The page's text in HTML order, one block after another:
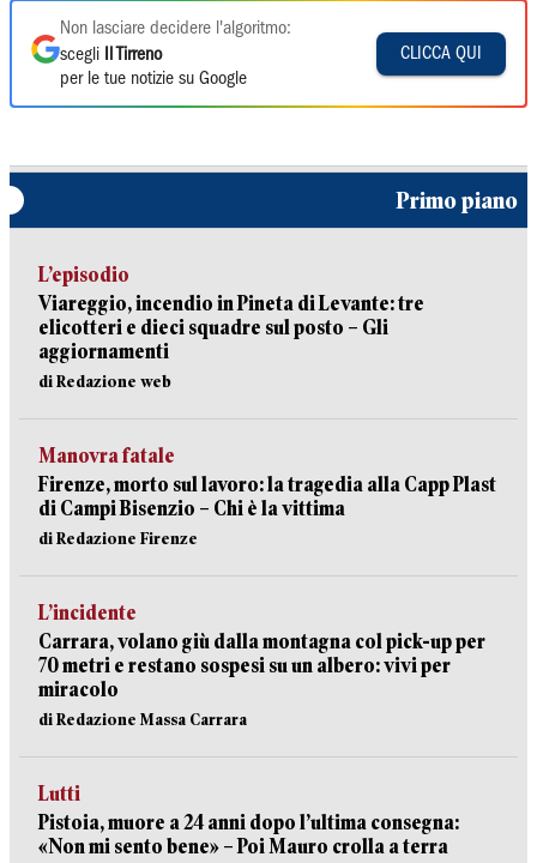
Non lasciare decidere l'algoritmo:
scegli
Il Tirreno
per le tue notizie su Google
CLICCA QUI
Primo piano
L’episodio
Viareggio, incendio in Pineta di Levante: tre
elicotteri e dieci squadre sul posto – Gli
aggiornamenti
di Redazione web
Manovra fatale
Firenze, morto sul lavoro: la tragedia alla Capp Plast
di Campi Bisenzio – Chi è la vittima
di Redazione Firenze
L’incidente
Carrara, volano giù dalla montagna col pick-up per
70 metri e restano sospesi su un albero: vivi per
miracolo
di Redazione Massa Carrara
Lutti
Pistoia, muore a 24 anni dopo l’ultima consegna:
«Non mi sento bene» – Poi Mauro crolla a terra